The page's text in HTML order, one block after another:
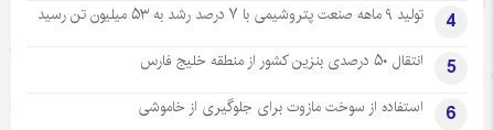
4 تولید ۹ ماهه صنعت پتروشیمی با ۷ درصد رشد به ۵۳ میلیون تن رسید
5 انتقال ۵۰ درصدی بنزین کشور از منطقه خلیج فارس
6 استفاده از سوخت مازوت برای جلوگیری از خاموشی